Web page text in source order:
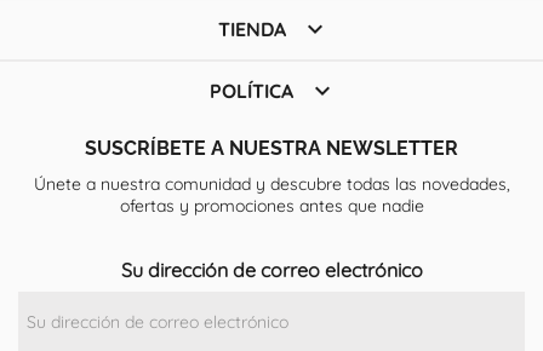
TIENDA 
POLÍTICA 
SUSCRÍBETE A NUESTRA NEWSLETTER
Únete a nuestra comunidad y descubre todas las novedades,
ofertas y promociones antes que nadie
Su dirección de correo electrónico